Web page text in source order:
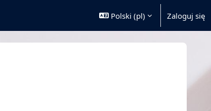
Polski ‎(pl)‎ Zaloguj się